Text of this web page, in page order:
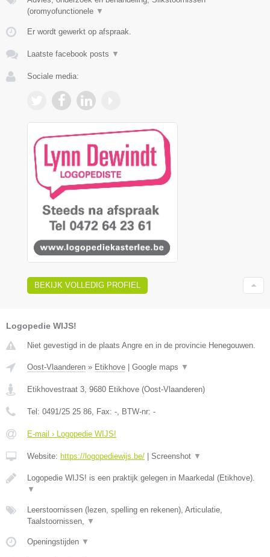
(oromyofunctionele ▼
Er wordt gewerkt op afspraak.
Laatste facebook posts ▼
Sociale media:
BEKIJK VOLLEDIG PROFIEL
Logopedie WIJS!
Niet gevestigd in de plaats Angre en in de provincie Henegouwen.
Oost-Vlaanderen » Etikhove Google maps ▼
Etikhovestraat 3, 9680 Etikhove (Oost-Vlaanderen)
Tel: 0491/25 25 86, Fax: -, BTW-nr: -
E-mail › Logopedie WIJS!
Website: https://logopediewijs.be/ Screenshot ▼
Logopedie WIJS! is een praktijk gelegen in Maarkedal (Etikhove).
▼
Leerstoornissen (lezen, spelling en rekenen), Articulatie,
Taalstoornissen, ▼
Openingstijden ▼